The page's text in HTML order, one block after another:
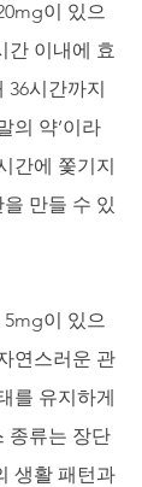
이 있으
간 이내에 효
36시간까지
의 약’이라
간에 쫓기지
만들 수 있
이 있으
연스러운 관
를 유지하게
종류는 장단
생활 패턴과